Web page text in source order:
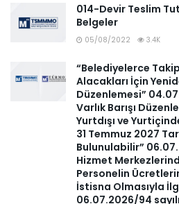
014-Devir Teslim
Belgeler
05/08/2022 3.4K
“Belediyelerce
Alacakları İçin
Düzenlemesi”
Varlık Barışı
Yurtdışı ve
31 Temmuz 2027
Bulunulabilir”
Hizmet
Personelin
İstisna Olmasıyla
06.07.2026/94